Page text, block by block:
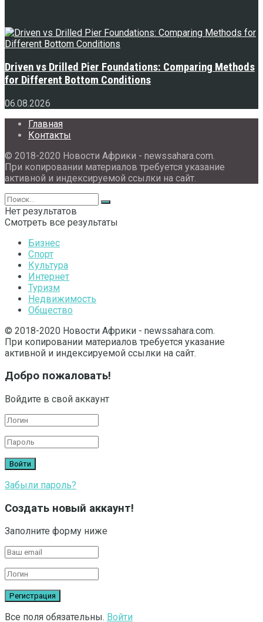
Driven vs Drilled Pier Foundations: Comparing Methods
for Different Bottom Conditions
06.08.2026
Главная
Контакты
© 2018-2020 Новости Африки - newssahara.com.
При копировании материалов требуется указание
активной и индексируемой ссылки на сайт.
Нет результатов
Смотреть все результаты
Бизнес
Спорт
Культура
Интернет
Туризм
Недвижимость
Общество
© 2018-2020 Новости Африки - newssahara.com.
При копировании материалов требуется указание
активной и индексируемой ссылки на сайт.
Добро пожаловать!
Войдите в свой аккаунт
Забыли пароль?
Создать новый аккаунт!
Заполните форму ниже
Все поля обязательны. Войти